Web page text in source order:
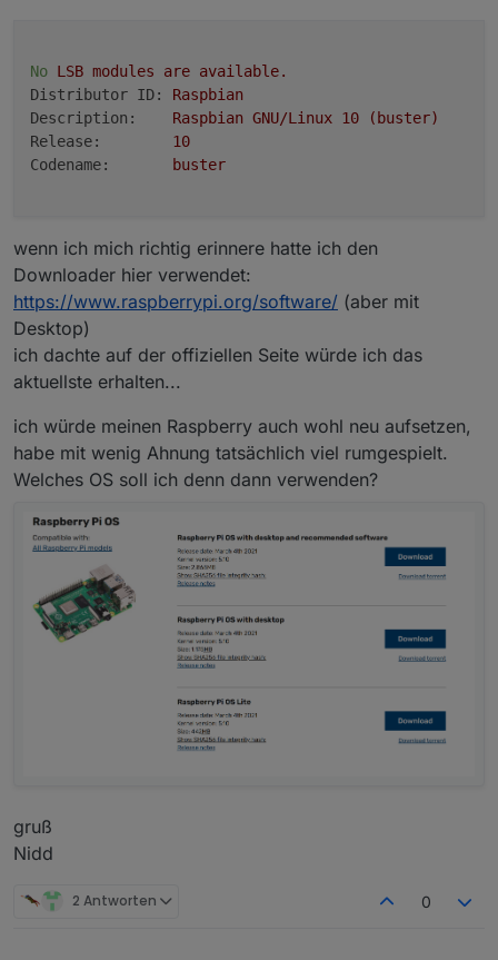
No LSB modules are available.
Distributor ID:
Raspbian
Description:
Raspbian GNU/Linux 10
(buster)
Release:
10
Codename:
buster
wenn ich mich richtig erinnere hatte ich den
Downloader hier verwendet:
https://www.raspberrypi.org/software/ (aber mit
Desktop)
ich dachte auf der offiziellen Seite würde ich das
aktuellste erhalten...
ich würde meinen Raspberry auch wohl neu aufsetzen,
habe mit wenig Ahnung tatsächlich viel rumgespielt.
Welches OS soll ich denn dann verwenden?
gruß
Nidd
2 Antworten 0